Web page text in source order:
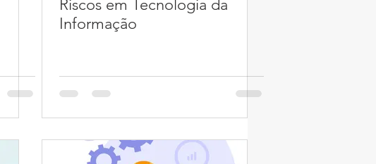
Riscos em Tecnologia da
Informação